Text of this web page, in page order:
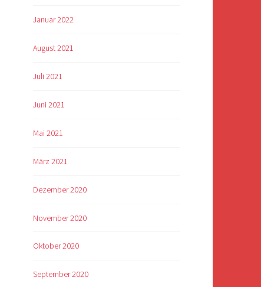
Januar 2022
August 2021
Juli 2021
Juni 2021
Mai 2021
März 2021
Dezember 2020
November 2020
Oktober 2020
September 2020